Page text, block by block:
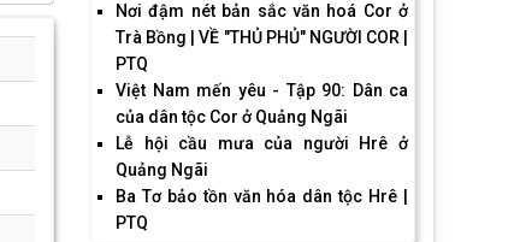
Nơi đậm nét bản sắc văn hoá Cor ở
Trà Bồng | VỀ "THỦ PHỦ" NGƯỜI COR |
PTQ
Việt Nam mến yêu - Tập 90: Dân ca
của dân tộc Cor ở Quảng Ngãi
Lễ hội cầu mưa của người Hrê ở
Quảng Ngãi
Ba Tơ bảo tồn văn hóa dân tộc Hrê |
PTQ